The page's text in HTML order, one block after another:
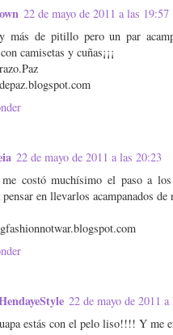
22 de mayo de 2011 a las 19:57
más de pitillo pero un par
camisetas y cuñas¡¡¡
22 de mayo de 2011 a las 20:23
costó muchísimo el paso a
pensar en llevarlos acampanados de
22 de mayo de 2011
estás con el pelo liso!!!! Y me